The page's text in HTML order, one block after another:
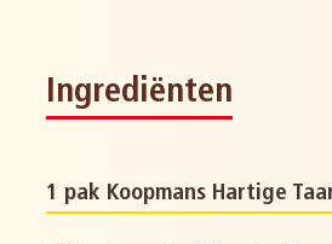
Ingrediënten
1 pak Koopmans Hartige